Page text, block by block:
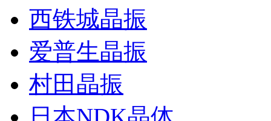
西铁城晶振
爱普生晶振
村田晶振